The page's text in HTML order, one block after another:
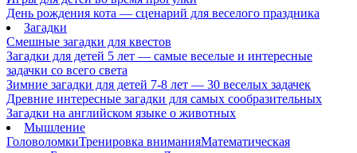
День рождения кота — сценарий для веселого праздника
Загадки
Смешные загадки для квестов
Загадки для детей 5 лет — самые веселые и интересные
задачки со всего света
Зимние загадки для детей 7-8 лет — 30 веселых задачек
Древние интересные загадки для самых сообразительных
Загадки на английском языке о животных
Мышление
ГоловоломкиТренировка вниманияМатематическая